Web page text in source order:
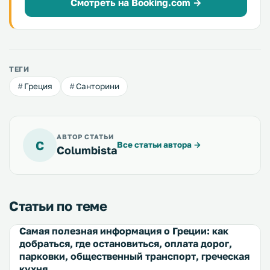
Смотреть на Booking.com →
ТЕГИ
Греция Санторини
C
АВТОР СТАТЬИ
ColumbistaВсе статьи автора →
Статьи по теме
Самая полезная информация о Греции: как
добраться, где остановиться, оплата дорог,
парковки, общественный транспорт, греческая